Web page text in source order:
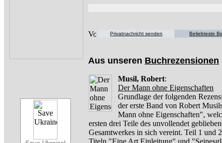
Privatnachricht senden Beliebteste
Aus unseren Buchrezensionen
Musil, Robert:
Der Mann ohne Eigenschaften
Grundlage der folgenden
der erste Band von Robert
Mann ohne Eigenschaften",
ersten drei Teile des unvollendet
Gesamtwerkes in sich vereint. Teil 1 und
Titeln "Eine Art Einleitung" und